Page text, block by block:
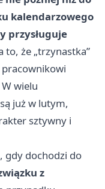
kalendarzowego
przysługuje
to, że „trzynastka”
W wielu
już w lutym,
sztywny i
gdy dochodzi do
z